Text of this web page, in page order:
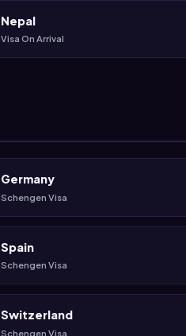
Nepal
Visa On Arrival
Germany
Schengen Visa
Spain
Schengen Visa
Switzerland
Schengen Visa